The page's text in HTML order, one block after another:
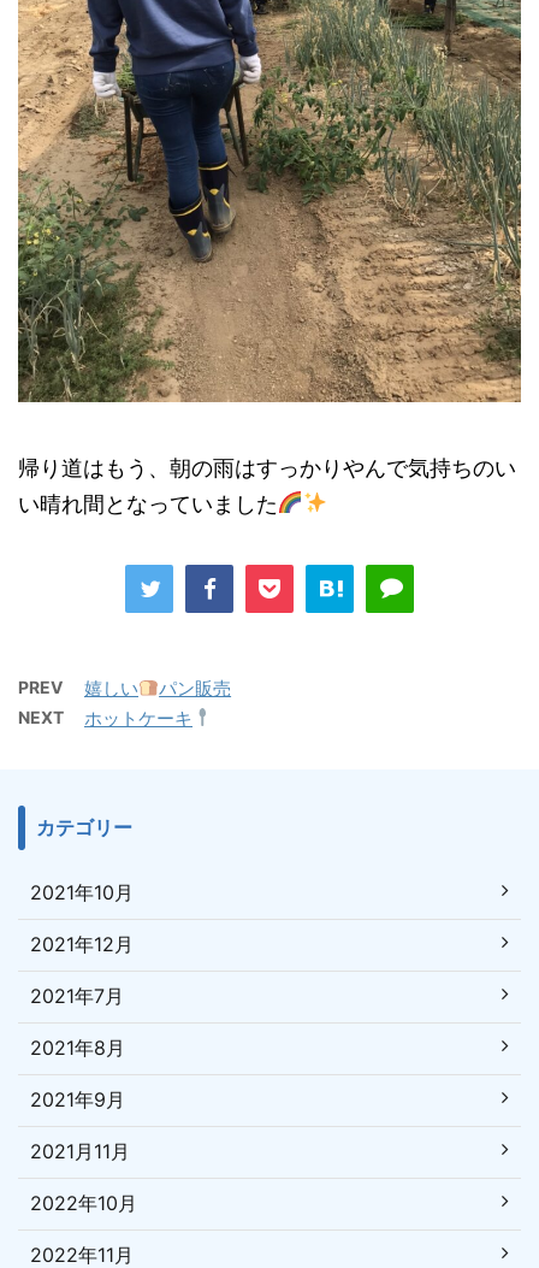
帰り道はもう、朝の雨はすっかりやんで気持ちのい
い晴れ間となっていました
PREV 嬉しい パン販売
NEXT ホットケーキ
カテゴリー
2021年10月
2021年12月
2021年7月
2021年8月
2021年9月
2021月11月
2022年10月
2022年11月